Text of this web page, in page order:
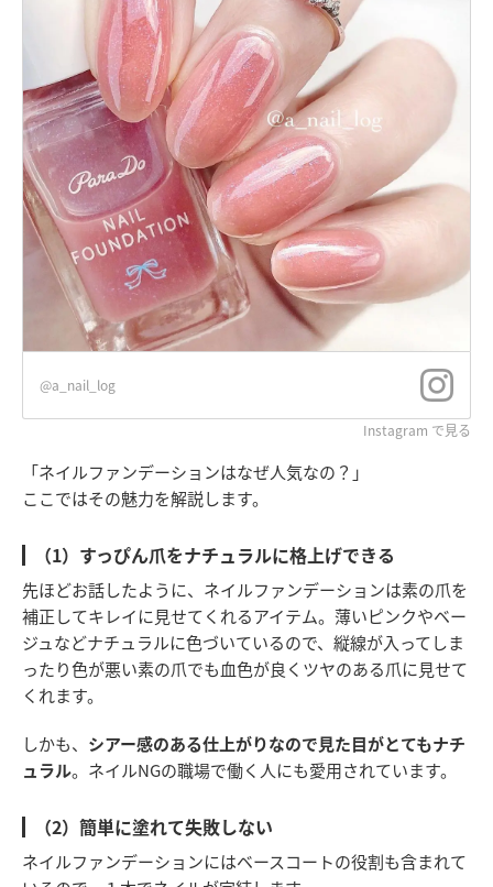
@a_nail_log
Instagram で見る
「ネイルファンデーションはなぜ人気なの？」
ここではその魅力を解説します。
（1）すっぴん爪をナチュラルに格上げできる
先ほどお話したように、ネイルファンデーションは素の爪を
補正してキレイに見せてくれるアイテム。薄いピンクやベー
ジュなどナチュラルに色づいているので、縦線が入ってしま
ったり色が悪い素の爪でも血色が良くツヤのある爪に見せて
くれます。
しかも、 シアー感のある仕上がりなので見た目がとてもナチ
ュラル。ネイルNGの職場で働く人にも愛用されています。
（2）簡単に塗れて失敗しない
ネイルファンデーションにはベースコートの役割も含まれて